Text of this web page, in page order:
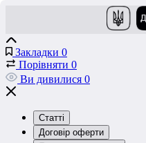
Закладки 0
Порівняти 0
Ви дивилися 0
Статті
Договір оферти